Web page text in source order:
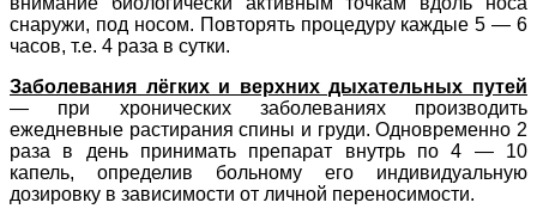
снаружи, под носом. Повторять процедуру каждые 5 — 6
часов, т.е. 4 раза в сутки.
Заболевания лёгких и верхних дыхательных путей
— при хронических заболеваниях производить
ежедневные растирания спины и груди. Одновременно 2
раза в день принимать препарат внутрь по 4 — 10
капель, определив больному его индивидуальную
дозировку в зависимости от личной переносимости.